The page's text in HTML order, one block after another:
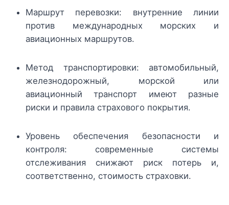
Маршрут перевозки: внутренние линии
против международных морских и
авиационных маршрутов.
Метод транспортировки: автомобильный,
железнодорожный, морской или
авиационный транспорт имеют разные
риски и правила страхового покрытия.
Уровень обеспечения безопасности и
контроля: современные системы
отслеживания снижают риск потерь и,
соответственно, стоимость страховки.